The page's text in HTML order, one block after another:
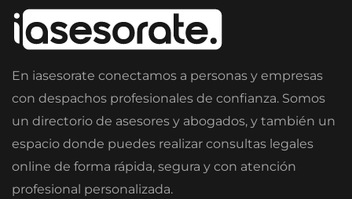
En iasesorate conectamos a personas y empresas
con despachos profesionales de confianza. Somos
un directorio de asesores y abogados, y también un
espacio donde puedes realizar consultas legales
online de forma rápida, segura y con atención
profesional personalizada.